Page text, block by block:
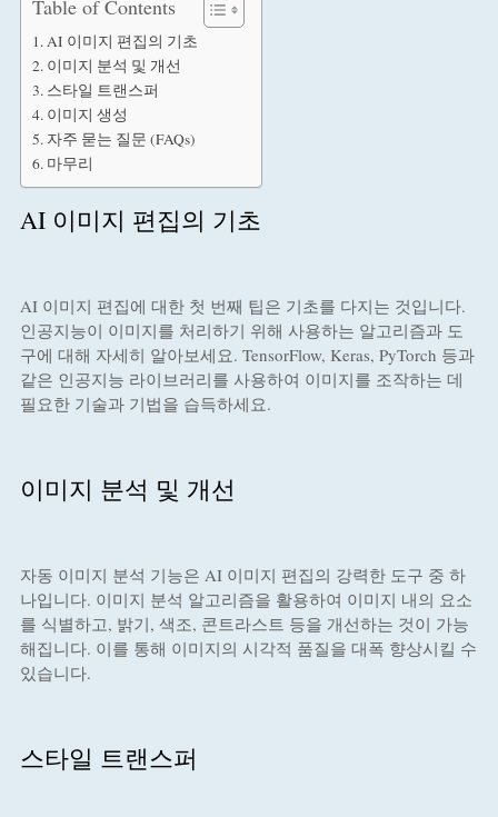
Table of Contents
AI 이미지 편집의 기초
이미지 분석 및 개선
스타일 트랜스퍼
이미지 생성
자주 묻는 질문 (FAQs)
마무리
AI 이미지 편집의 기초
AI 이미지 편집에 대한 첫 번째 팁은 기초를 다지는 것입니다.
인공지능이 이미지를 처리하기 위해 사용하는 알고리즘과 도
구에 대해 자세히 알아보세요. TensorFlow, Keras, PyTorch 등과
같은 인공지능 라이브러리를 사용하여 이미지를 조작하는 데
필요한 기술과 기법을 습득하세요.
이미지 분석 및 개선
자동 이미지 분석 기능은 AI 이미지 편집의 강력한 도구 중 하
나입니다. 이미지 분석 알고리즘을 활용하여 이미지 내의 요소
를 식별하고, 밝기, 색조, 콘트라스트 등을 개선하는 것이 가능
해집니다. 이를 통해 이미지의 시각적 품질을 대폭 향상시킬 수
있습니다.
스타일 트랜스퍼